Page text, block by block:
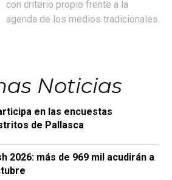
con criterio propio frente a la
agenda de los medios tradicionales.
Noticias
en las encuestas
de Pallasca
2026: más de 969 mil acudirán a